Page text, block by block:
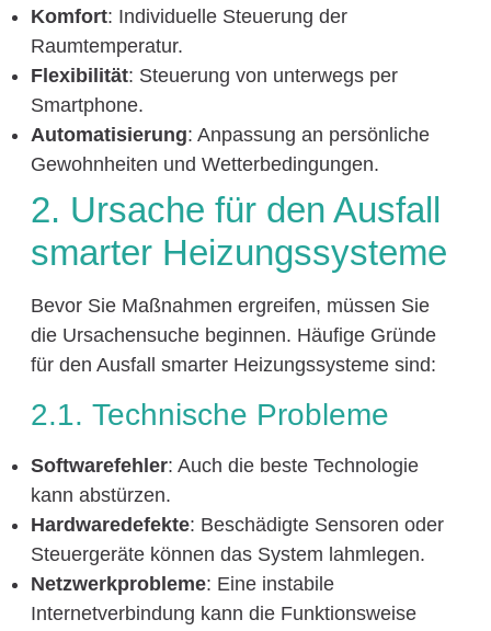
Komfort: Individuelle Steuerung der
Raumtemperatur.
Flexibilität: Steuerung von unterwegs per
Smartphone.
Automatisierung: Anpassung an persönliche
Gewohnheiten und Wetterbedingungen.
2. Ursache für den Ausfall
smarter Heizungssysteme
Bevor Sie Maßnahmen ergreifen, müssen Sie
die Ursachensuche beginnen. Häufige Gründe
für den Ausfall smarter Heizungssysteme sind:
2.1. Technische Probleme
Softwarefehler: Auch die beste Technologie
kann abstürzen.
Hardwaredefekte: Beschädigte Sensoren oder
Steuergeräte können das System lahmlegen.
Netzwerkprobleme: Eine instabile
Internetverbindung kann die Funktionsweise